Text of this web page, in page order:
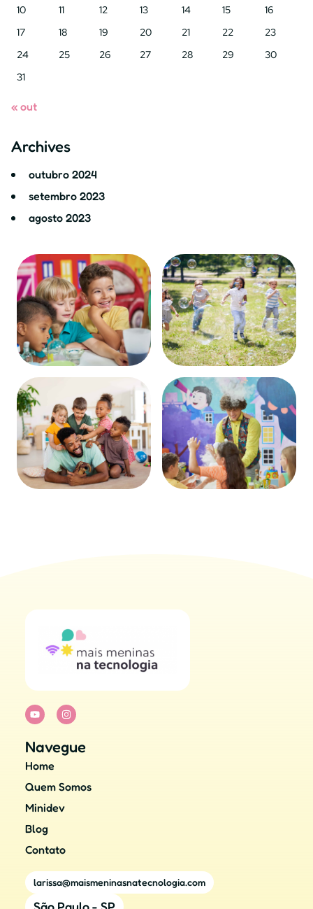
10
11 12 13 14 15
16
17
18 19 20 21 22
23
24
25 26 27 28 29
30
31
« out
Archives
outubro 2024
setembro 2023
agosto 2023
Navegue
Home
Quem Somos
Minidev
Blog
Contato
larissa@maismeninasnatecnologia.com